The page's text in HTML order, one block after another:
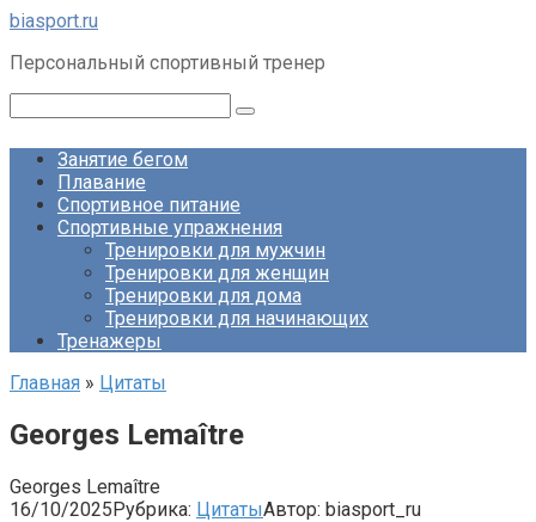
Перейти
контенту
biasport.ru
Персональный спортивный тренер
Занятие бегом
Плавание
Спортивное питание
Спортивные упражнения
Тренировки для мужчин
Тренировки для женщин
Тренировки для дома
Тренировки для начинающих
Тренажеры
Главная » Цитаты
Georges Lemaître
Georges Lemaître
16/10/2025Рубрика: ЦитатыАвтор: biasport_ru